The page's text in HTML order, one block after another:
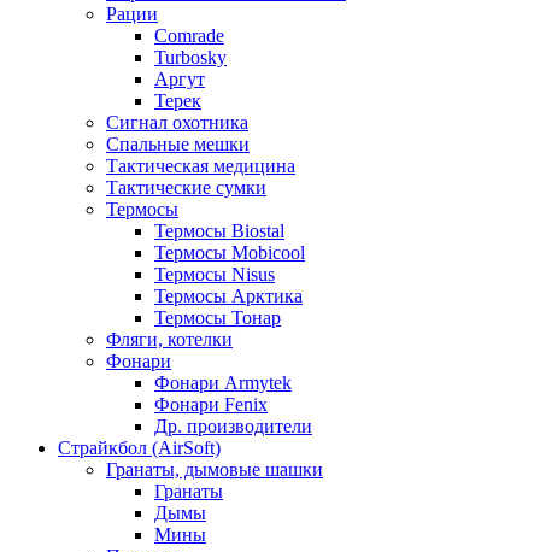
Рации
Comrade
Turbosky
Аргут
Терек
Сигнал охотника
Спальные мешки
Тактическая медицина
Тактические сумки
Термосы
Термосы Biostal
Термосы Mobicool
Термосы Nisus
Термосы Арктика
Термосы Тонар
Фляги, котелки
Фонари
Фонари Armytek
Фонари Fenix
Др. производители
Страйкбол (AirSoft)
Гранаты, дымовые шашки
Гранаты
Дымы
Мины